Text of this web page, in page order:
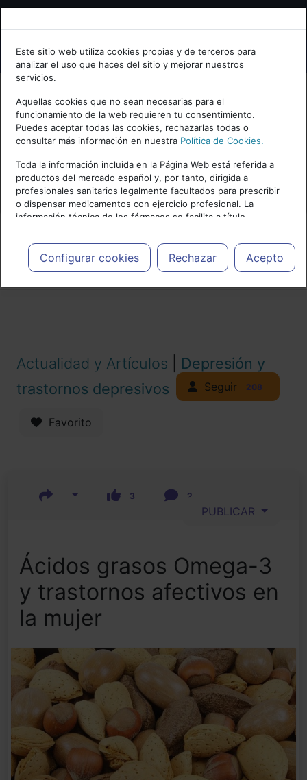
Bienvenid@ a psiquiatria.com
Escribe tu Email
Accede o regístrate con tu email.
Cancelar
Este sitio web utiliza cookies propias y de terceros para
analizar el uso que haces del sitio y mejorar nuestros
servicios.
Aquellas cookies que no sean necesarias para el
funcionamiento de la web requieren tu consentimiento.
Puedes aceptar todas las cookies, rechazarlas todas o
consultar más información en nuestra Política de Cookies.
Toda la información incluida en la Página Web está referida a
productos del mercado español y, por tanto, dirigida a
profesionales sanitarios legalmente facultados para prescribir
o dispensar medicamentos con ejercicio profesional. La
información técnica de los fármacos se facilita a título
meramente informativo, siendo responsabilidad de los
profesionales facultados prescribir medicamentos y decidir, en
cada caso concreto, el tratamiento más adecuado a las
necesidades del paciente.
Configurar cookies Rechazar Acepto
PUBLICIDAD
Actualidad y Artículos
Depresión y
trastornos depresivos
Seguir 208
Favorito
3 2
PUBLICAR
Ácidos grasos Omega-3
y trastornos afectivos en
la mujer